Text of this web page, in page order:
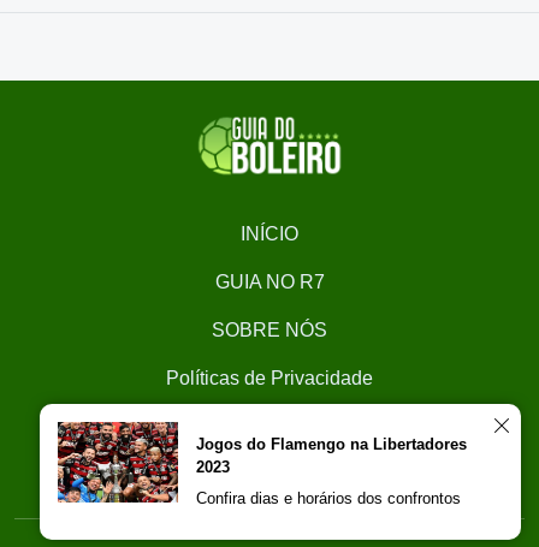
INÍCIO
GUIA NO R7
SOBRE NÓS
Políticas de Privacidade
Trabalhe Conosco
Jogos do Flamengo na Libertadores
2023
Confira dias e horários dos confrontos